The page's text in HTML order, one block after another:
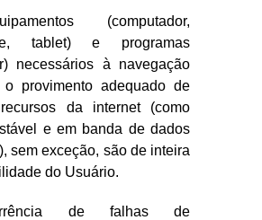
(computador,
tablet) e programas
necessários à navegação
provimento adequado de
da internet (como
e em banda de dados
sem exceção, são de inteira
do Usuário.
de falhas de